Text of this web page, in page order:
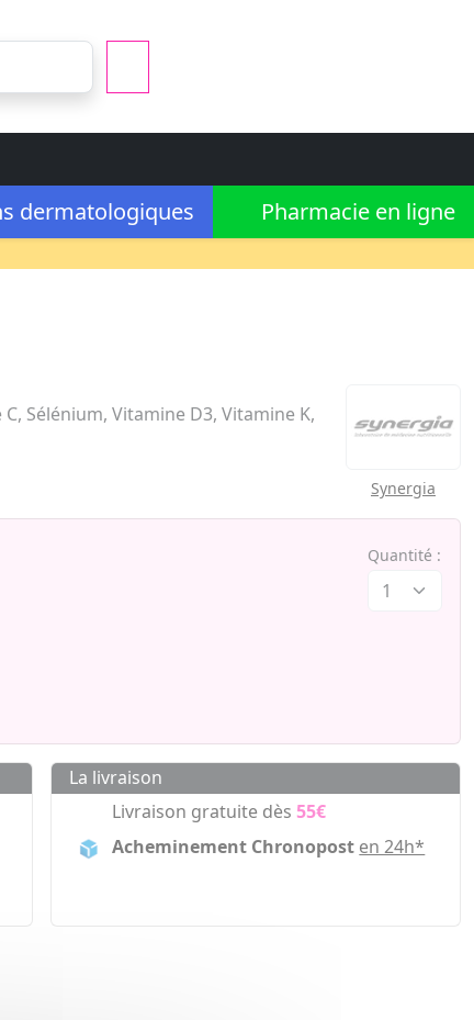
dermatologiques
Pharmacie en ligne
Sélénium, Vitamine D3, Vitamine K,
Synergia
Quantité :
La livraison
Livraison gratuite dès55€
Acheminement Chronopost en 24h*